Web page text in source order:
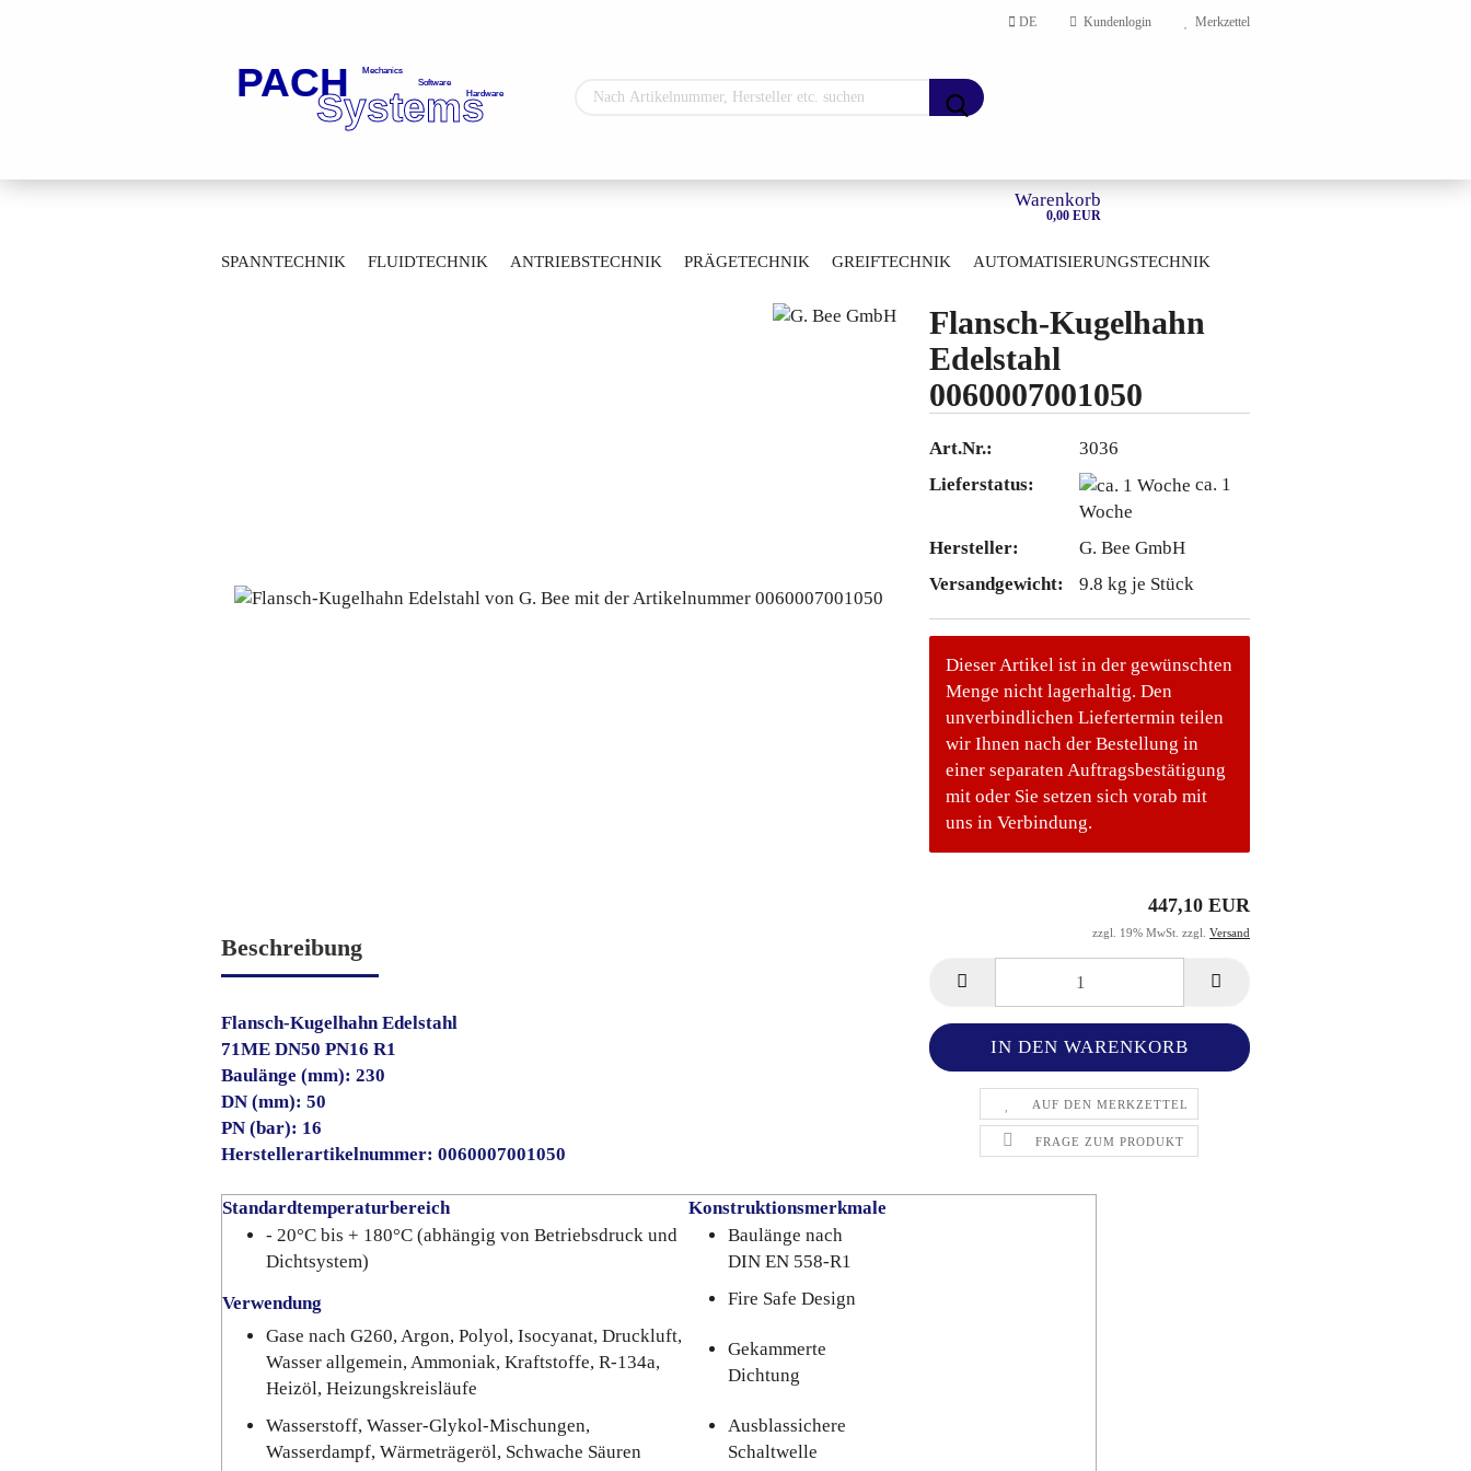
DE Kundenlogin
Konto erstellen
Passwort vergessen?
Merkzettel
Warenkorb
0,00 EUR
SPANNTECHNIK FLUIDTECHNIK ANTRIEBSTECHNIK PRÄGETECHNIK GREIFTECHNIK AUTOMATISIERUNGSTECHNIK
»
Flansch-Kugelhahn
Edelstahl
0060007001050
Art.Nr.:
3036
Lieferstatus:
ca. 1
Woche
Hersteller:
G. Bee GmbH
Versandgewicht:
9.8 kg je Stück
Dieser Artikel ist in der gewünschten
Menge nicht lagerhaltig. Den
unverbindlichen Liefertermin teilen
wir Ihnen nach der Bestellung in
einer separaten Auftragsbestätigung
mit oder Sie setzen sich vorab mit
uns in Verbindung.
447,10 EUR
zzgl. 19% MwSt. zzgl. Versand
AUF DEN MERKZETTEL
FRAGE ZUM PRODUKT
Beschreibung
Flansch-Kugelhahn Edelstahl
71ME DN50 PN16 R1
Baulänge (mm): 230
DN (mm): 50
PN (bar): 16
Herstellerartikelnummer: 0060007001050
Standardtemperaturbereich
Konstruktionsmerkmale
- 20°C bis + 180°C (abhängig von Betriebsdruck und
Dichtsystem)
Baulänge nach
DIN EN 558-R1
Verwendung
Fire Safe Design
Gase nach G260, Argon, Polyol, Isocyanat, Druckluft,
Wasser allgemein, Ammoniak, Kraftstoffe, R-134a,
Heizöl, Heizungskreisläufe
Gekammerte
Dichtung
Wasserstoff, Wasser-Glykol-Mischungen,
Wasserdampf, Wärmeträgeröl, Schwache Säuren
Ausblassichere
Schaltwelle